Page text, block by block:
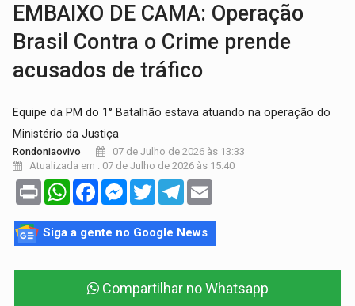
EMBAIXO DE CAMA: Operação
Brasil Contra o Crime prende
acusados de tráfico
Equipe da PM do 1° Batalhão estava atuando na operação do
Ministério da Justiça
Rondoniaovivo
07 de Julho de 2026 às 13:33
Atualizada em : 07 de Julho de 2026 às 15:40
Print WhatsAppFacebookMessenger
TwitterTelegram
Siga a gente no Google News
Compartilhar no Whatsapp